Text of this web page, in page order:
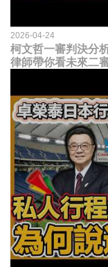
2026-04-24
柯文哲一審判決分
律師帶你看未來二